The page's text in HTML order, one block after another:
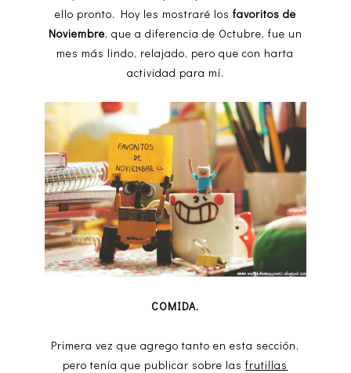
ello pronto. Hoy les mostraré los favoritos de
Noviembre, que a diferencia de Octubre, fue un
mes más lindo, relajado, pero que con harta
actividad para mí.
COMIDA.
Primera vez que agrego tanto en esta sección,
pero tenía que publicar sobre lasfrutillas